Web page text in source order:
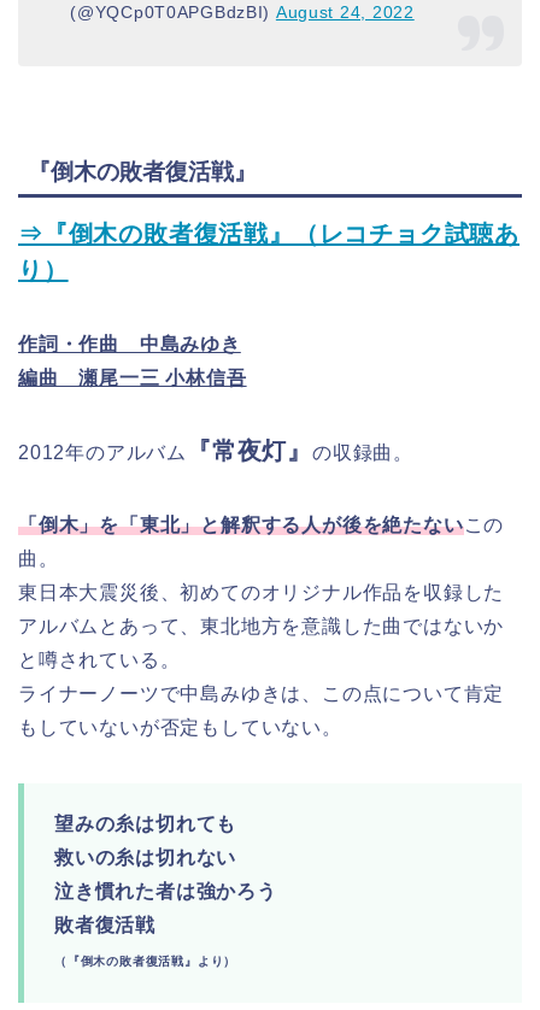
(@YQCp0T0APGBdzBI) August 24, 2022
『倒木の敗者復活戦』
⇒『倒木の敗者復活戦』（レコチョク試聴あ
り）
作詞・作曲 中島みゆき
編曲 瀬尾一三 小林信吾
2012年のアルバム 『常夜灯』 の収録曲。
「倒木」を「東北」と解釈する人が後を絶たないこの
曲。
東日本大震災後、初めてのオリジナル作品を収録した
アルバムとあって、東北地方を意識した曲ではないか
と噂されている。
ライナーノーツで中島みゆきは、この点について肯定
もしていないが否定もしていない。
望みの糸は切れても
救いの糸は切れない
泣き慣れた者は強かろう
敗者復活戦
（『倒木の敗者復活戦』より）